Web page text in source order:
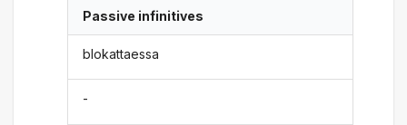
Passive infinitives
blokattaessa
-